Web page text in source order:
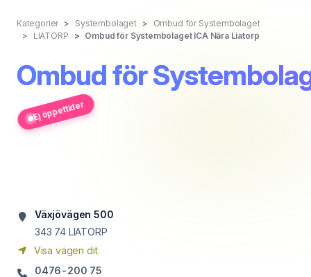
Kategorier Systembolaget
Ombud för Systembolaget
LIATORP
Ombud för Systembolaget ICA Nära Liatorp
Ombud för
Ej öppettider
Växjövägen 500
343 74 LIATORP
Visa vägen dit
0476-200 75